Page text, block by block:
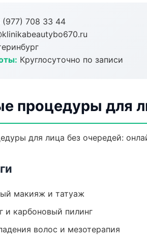
(977) 708 33 44
Круглосуточно по записи
процедуры для
для лица без очередей:
макияж и татуаж
и карбоновый пилинг
волос и мезотерапия